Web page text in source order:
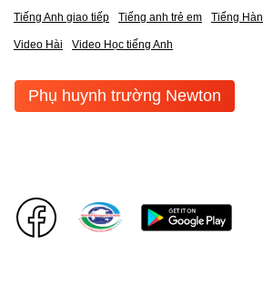
Tiếng Anh giao tiếp Tiếng anh trẻ em Tiếng Hàn
Video Hài Video Học tiếng Anh
Phụ huynh trường Newton